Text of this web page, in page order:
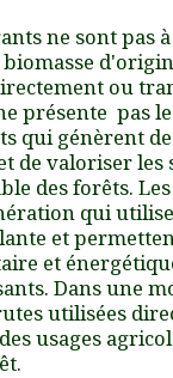
ne sont pas
ou
présente pas
qui génèrent
de valoriser les
des forêts.
qui
et
et
Dans une
utilisées
usages